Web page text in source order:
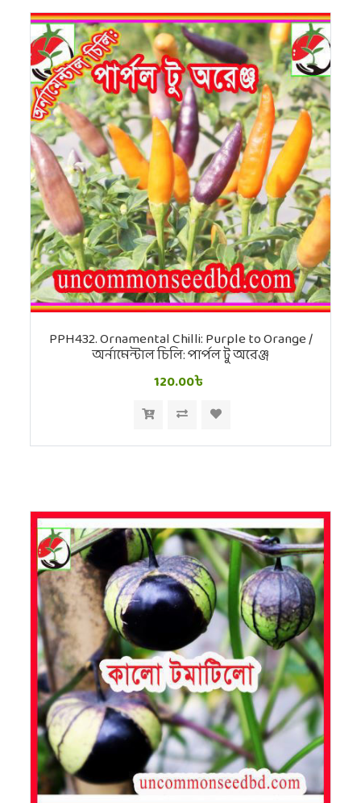
PPH432. Ornamental Chilli: Purple to Orange /
অর্নামেন্টাল চিলি: পার্পল টু অরেঞ্জ
120.00৳